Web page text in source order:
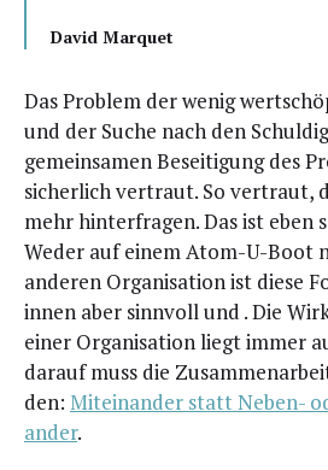
David Mar­quet
Das Pro­blem der wenig
und der Suche nach den
gemein­sa­men Besei­ti­gung des
sicher­lich ver­traut. So ver­traut,
mehr hin­ter­fra­gen. Das ist eben
Weder auf einem Atom-U-Boot
ande­ren Orga­ni­sa­ti­on ist die­se
innen aber sinn­voll und . Die
einer Orga­ni­sa­ti­on liegt immer
dar­auf muss die
den: Mit­ein­an­der statt Neben-
an­der.